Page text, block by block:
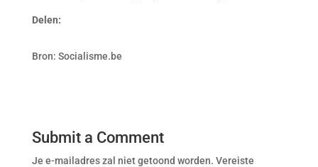
Delen:
Bron: Socialisme.be
Submit a Comment
Je e-mailadres zal niet getoond worden. Vereiste